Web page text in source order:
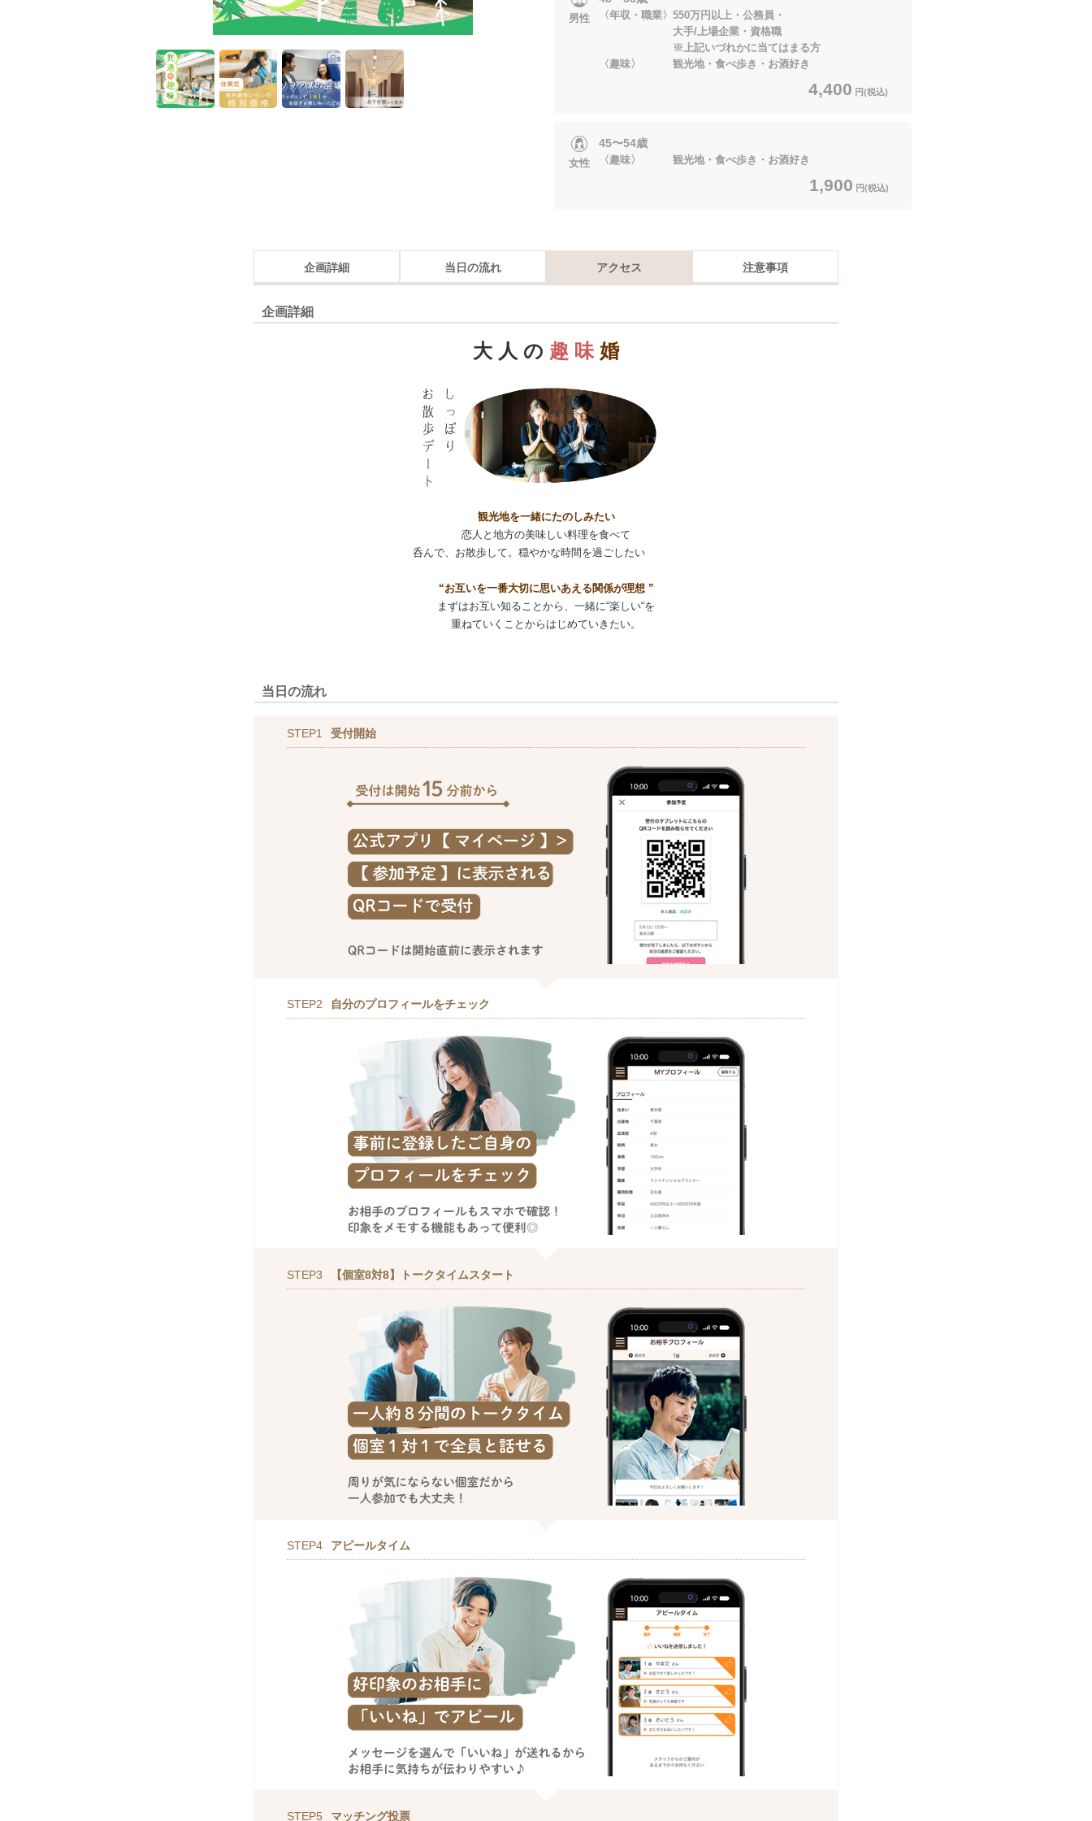
男性
〈年収・職業〉550万円以上・公務員・
大手/上場企業・資格職
※上記いづれかに当てはまる方
〈趣味〉 観光地・食べ歩き・お酒好き
4,400 円(税込)
女性
45〜54歳
〈趣味〉 観光地・食べ歩き・お酒好き
1,900 円(税込)
企画詳細 当日の流れ アクセス 注意事項
企画詳細
大 人 の 趣 味 婚
観光地を一緒にたのしみたい
恋人と地方の美味しい料理を食べて
呑んで、お散歩して。穏やかな時間を過ごしたい
“お互いを一番大切に思いあえる関係が理想 ”
まずはお互い知ることから、一緒に“楽しい“を
重ねていくことからはじめていきたい。
当日の流れ
STEP1 受付開始
STEP2 自分のプロフィールをチェック
STEP3 【個室8対8】トークタイムスタート
STEP4 アピールタイム
STEP5 マッチング投票